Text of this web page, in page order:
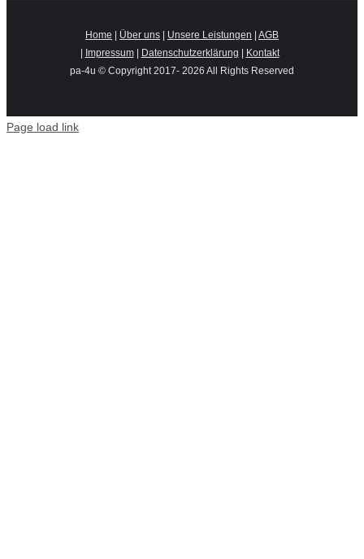
Home Über uns Unsere Leistungen
AGB
Impressum| Datenschutzerklärung
Kontakt
pa-4u © Copyright 2017- 2026 All Rights Reserved
Page load link